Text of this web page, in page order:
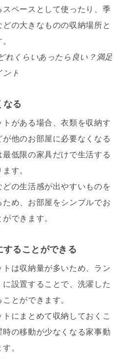
スペースとして使ったり、季
の大きなものの収納場所と
れくらいあったら良い？満足
ント
なる
がある場合、衣類を収納す
他のお部屋に必要なくなる
低限の家具だけで生活する
す。
どの生活感が出やすいものを
ため、お部屋をシンプルでお
できます。
することができる
は収納量が多いため、ラン
に設置することで、洗濯した
とができます。
にまとめて収納しておくこ
の移動が少なくなる家事動
。